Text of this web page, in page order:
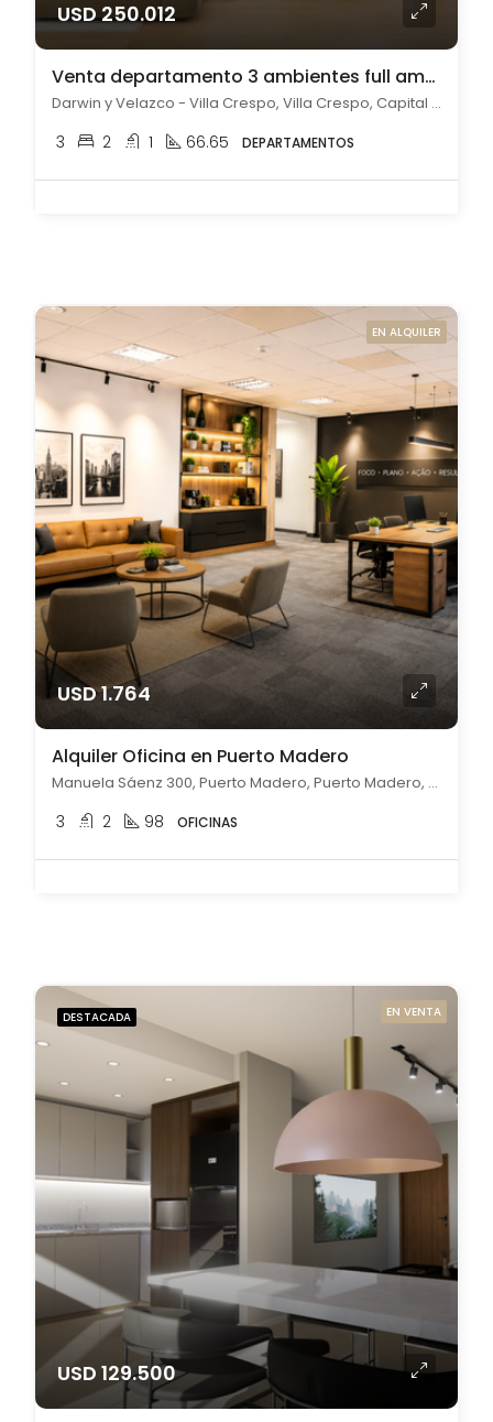
USD 250.012
Venta departamento 3 ambientes full amenities en Villa Crespo
Darwin y Velazco - Villa Crespo, Villa Crespo, Capital Federal
3 2 1 66.65 DEPARTAMENTOS
EN ALQUILER
USD 1.764
Alquiler Oficina en Puerto Madero
Manuela Sáenz 300, Puerto Madero, Puerto Madero, Capital Federal
3 2 98 OFICINAS
DESTACADA EN VENTA
USD 129.500